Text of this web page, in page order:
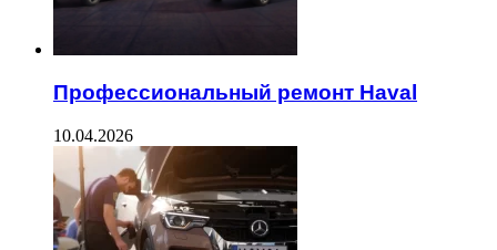
Профессиональный ремонт Haval
10.04.2026